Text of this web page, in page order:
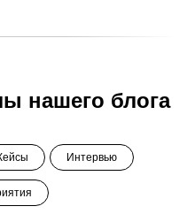
нашего блога
Интервью